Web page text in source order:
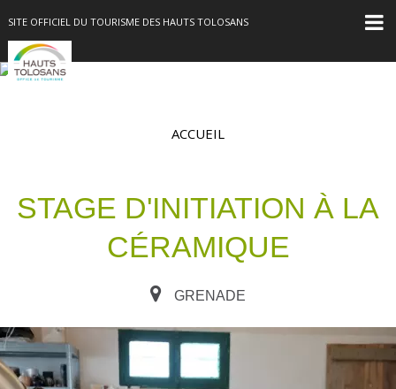
SITE OFFICIEL DU TOURISME DES HAUTS TOLOSANS
ACCUEIL
STAGE D'INITIATION À LA
CÉRAMIQUE
GRENADE